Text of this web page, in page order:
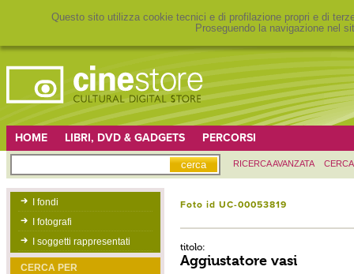
Questo sito utilizza cookie tecnici e di profilazione propri e di
Proseguendo la navigazione nel
HOME LIBRI, DVD & GADGETS PERCORSI
RICERCA AVANZATA
I fondi
I fotografi
I soggetti rappresentati
CERCA PER
Foto id UC-00053819
titolo:
Aggiustatore vasi